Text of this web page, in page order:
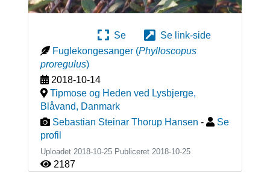
Se
Se link-side
Fuglekongesanger (Phylloscopus
proregulus)
2018-10-14
Tipmose og Heden ved Lysbjerge,
Blåvand, Danmark
Sebastian Steinar Thorup Hansen -
Se
profil
Uploadet 2018-10-25 Publiceret 2018-10-25
2187